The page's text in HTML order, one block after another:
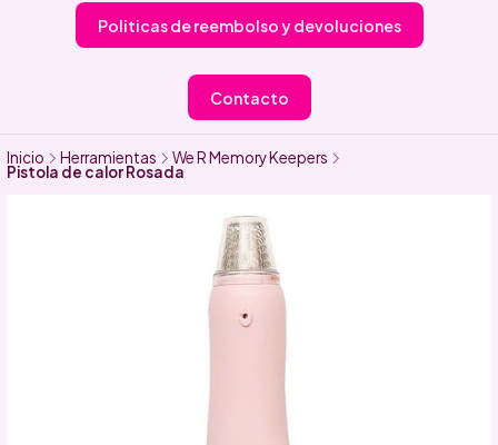
Politicas de reembolso y devoluciones
Contacto
Inicio Herramientas We R Memory Keepers
Pistola de calor Rosada